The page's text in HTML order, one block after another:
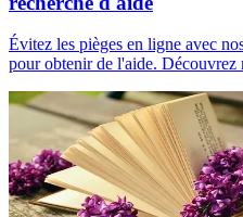
Évitez les pièges en ligne avec
pour obtenir de l'aide. Découvrez